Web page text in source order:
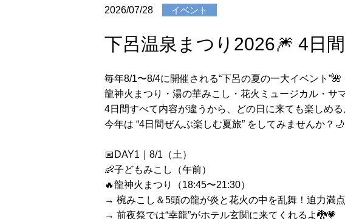
2026/07/28 イベント
下呂温泉まつり2026🎆 4日
毎年8/1〜8/4に開催される“下呂の夏の一大イベント”🌺
龍神火まつり・湯の華みこし・花火ミュージカル・サ
4日間すべて内容が違うから、どの日に来ても楽しめる
今年は “4日間ぜんぶ楽しむ夏旅” をしてみませんか？
📅DAY1｜8/1（土）
👶子どもみこし（午前）
🔥龍神火まつり（18:45〜21:30）
→ 椀みこし＆5頭の龍が炎と花火の中を乱舞！迫力満
→ 前夜祭では“幸龍”がホテル玄関に来てくれるよ🐉💗